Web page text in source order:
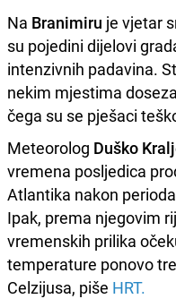
Na Branimiru je vjetar
su pojedini dijelovi
intenzivnih padavina.
nekim mjestima
čega su se pješaci
Meteorolog Duško
vremena posljedica
Atlantika nakon
Ipak, prema njegovim
vremenskih prilika
temperature ponovo
Celzijusa, piše HRT.